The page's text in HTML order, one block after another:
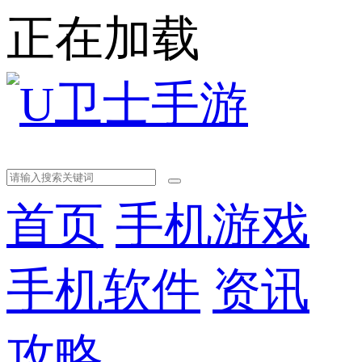
正在加载
首页 手机游戏
手机软件 资讯